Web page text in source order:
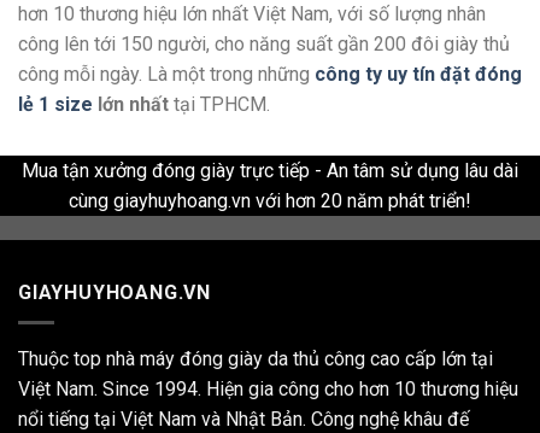
hơn 10 thương hiệu lớn nhất Việt Nam, với số lượng nhân
công lên tới 150 người, cho năng suất gần 200 đôi giày thủ
công mỗi ngày. Là một trong những công ty uy tín đặt đóng
lẻ 1 size lớn nhất tại TPHCM.
Mua tận xưởng đóng giày trực tiếp - An tâm sử dụng lâu dài
cùng giayhuyhoang.vn với hơn 20 năm phát triển!
GIAYHUYHOANG.VN
Thuộc top nhà máy đóng giày da thủ công cao cấp lớn tại
Việt Nam. Since 1994. Hiện gia công cho hơn 10 thương hiệu
nổi tiếng tại Việt Nam và Nhật Bản. Công nghệ khâu đế